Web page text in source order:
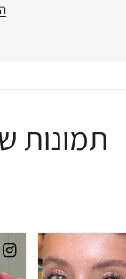
תמונות